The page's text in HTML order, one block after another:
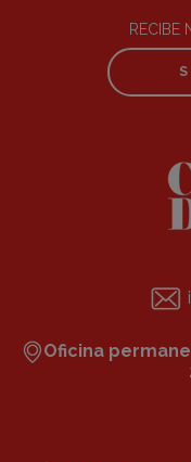
RECIBE
Oficina